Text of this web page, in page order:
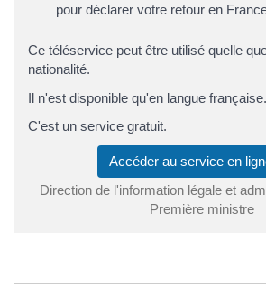
pour déclarer votre retour en
Ce téléservice peut être utilisé quelle
nationalité.
Il n'est disponible qu'en langue française.
C'est un service gratuit.
Accéder au service en
Direction de l'information légale et
Première ministre